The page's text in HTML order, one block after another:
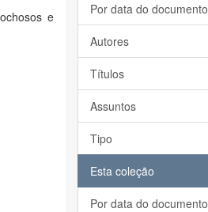
e
Por data do documento
Autores
Títulos
Assuntos
Tipo
Esta coleção
Por data do documento